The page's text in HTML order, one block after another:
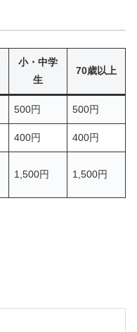
小・中学
生
70歳以上
500円 500円
400円 400円
1,500円 1,500円